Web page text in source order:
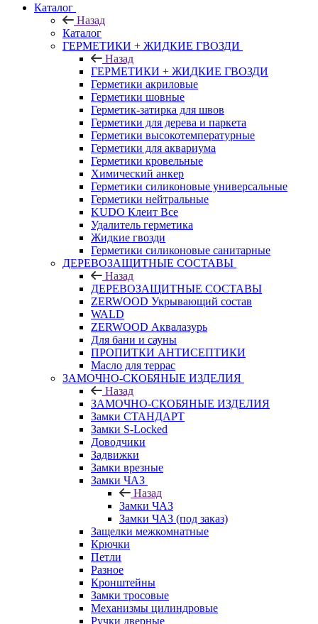
Каталог
Назад
Каталог
ГЕРМЕТИКИ + ЖИДКИЕ ГВОЗДИ
Назад
ГЕРМЕТИКИ + ЖИДКИЕ ГВОЗДИ
Герметики акриловые
Герметики шовные
Герметик-затирка для швов
Герметики для дерева и паркета
Герметики высокотемпературные
Герметики для аквариума
Герметики кровельные
Химический анкер
Герметики силиконовые универсальные
Герметики нейтральные
KUDO Клеит Все
Удалитель герметика
Жидкие гвозди
Герметики силиконовые санитарные
ДЕРЕВОЗАЩИТНЫЕ СОСТАВЫ
Назад
ДЕРЕВОЗАЩИТНЫЕ СОСТАВЫ
ZERWOOD Укрывающий состав
WALD
ZERWOOD Аквалазурь
Для бани и сауны
ПРОПИТКИ АНТИСЕПТИКИ
Масло для террас
ЗАМОЧНО-СКОБЯНЫЕ ИЗДЕЛИЯ
Назад
ЗАМОЧНО-СКОБЯНЫЕ ИЗДЕЛИЯ
Замки СТАНДАРТ
Замки S-Locked
Доводчики
Задвижки
Замки врезные
Замки ЧАЗ
Назад
Замки ЧАЗ
Замки ЧАЗ (под заказ)
Защелки межкомнатные
Крючки
Петли
Разное
Кронштейны
Замки тросовые
Механизмы цилиндровые
Ручки дверные